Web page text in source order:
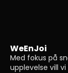
WeEnJoi
Med fokus på
upplevelse vill